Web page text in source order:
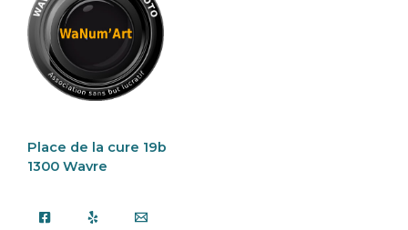
Place de la cure 19b
1300 Wavre